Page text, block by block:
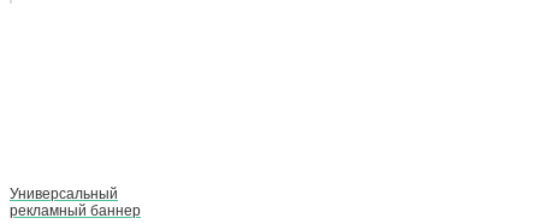
Универсальный
рекламный баннер